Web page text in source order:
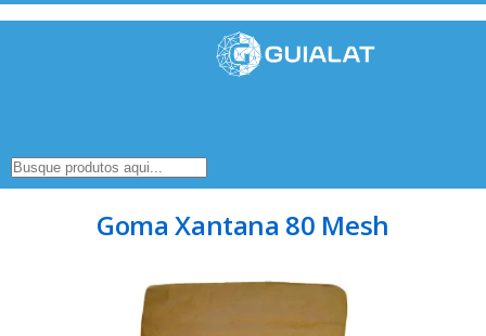
Goma Xantana 80 Mesh